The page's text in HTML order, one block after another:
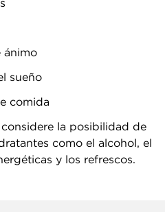
ánimo
sueño
comida
la posibilidad de
como el alcohol, el
y los refrescos.